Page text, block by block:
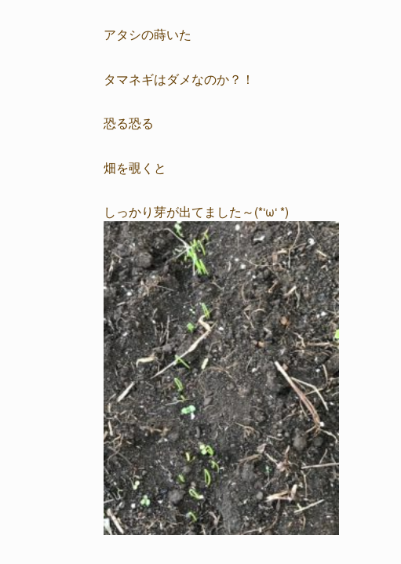
アタシの蒔いた
タマネギはダメなのか？！
恐る恐る
畑を覗くと
しっかり芽が出てました～(*‘ω‘ *)